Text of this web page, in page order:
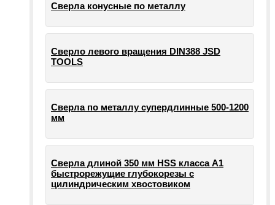
Сверла конусные по металлу
Сверло левого вращения DIN388 JSD
TOOLS
Сверла по металлу супердлинные 500-1200
мм
Сверла длиной 350 мм HSS класса А1
быстрорежущие глубокорезы с
цилиндрическим хвостовиком